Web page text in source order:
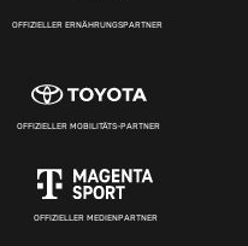
OFFIZIELLER ERNÄHRUNGSPARTNER
OFFIZIELLER MOBILITÄTS-PARTNER
OFFIZIELLER MEDIENPARTNER